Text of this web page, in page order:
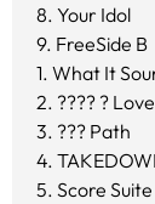
8. Your Idol
9. FreeSide B
1. What It
2. ???? ?
3. ??? Path
4.
5. Score Suite